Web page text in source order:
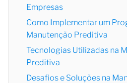
Empresas
Como Implementar um
Manutenção Preditiva
Tecnologias Utilizadas na
Preditiva
Desafios e Soluções na